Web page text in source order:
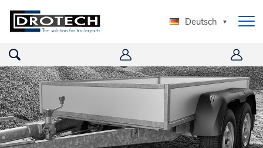
Deutsch